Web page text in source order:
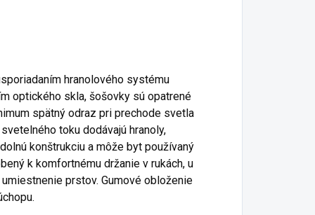
hranolového systému
optického skla, šošovky sú opatrené
spätný odraz pri prechode svetla
toku dodávajú hranoly,
konštrukciu a môže byt používaný
k komfortnému držanie v rukách, u
prstov. Gumové obloženie